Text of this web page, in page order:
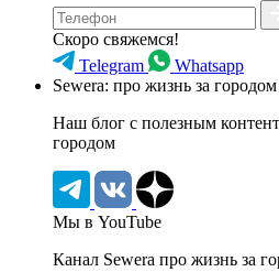
Скоро свяжемся!
Telegram
Whatsapp
Sewera: про жизнь за городом
Наш блог c полезным
городом
Мы в YouTube
Канал Sewera про жизнь за